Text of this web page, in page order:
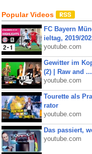
Popular Videos
FC Bayern
ieltag, 2019/
youtube.com
Gewitter im
(2) | Raw and ...
youtube.com
Tourette als
rator
youtube.com
Das passiert,
youtube.com